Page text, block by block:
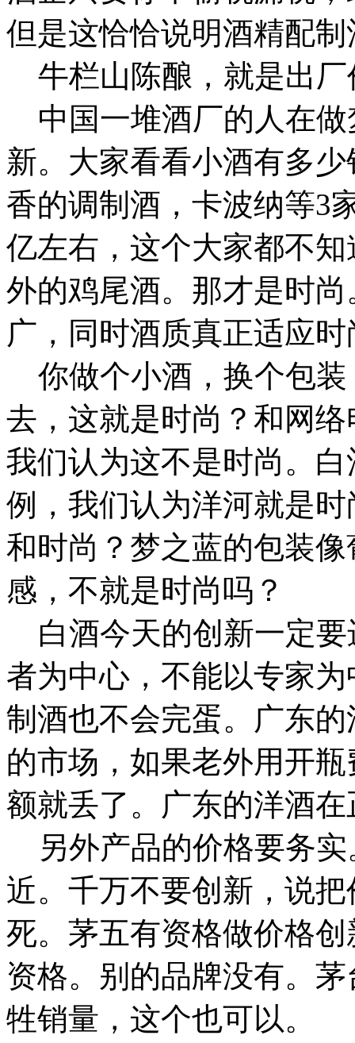
但是这恰恰说明酒精配
牛栏山陈酿，就是出
中国一堆酒厂的人在做
新。大家看看小酒有多
香的调制酒，卡波纳等3
亿左右，这个大家都不
外的鸡尾酒。那才是时
广，同时酒质真正适应
你做个小酒，换个包装
去，这就是时尚？和网
我们认为这不是时尚。
例，我们认为洋河就是
和时尚？梦之蓝的包装
感，不就是时尚吗？
白酒今天的创新一定要
者为中心，不能以专家
制酒也不会完蛋。广东
的市场，如果老外用开
额就丢了。广东的洋酒
另外产品的价格要务实
近。千万不要创新，说
死。茅五有资格做价格
资格。别的品牌没有。
牲销量，这个也可以。